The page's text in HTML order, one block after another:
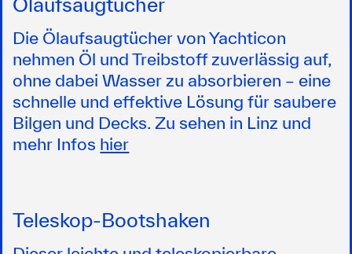
Die Ölaufsaugtücher von Yachticon
nehmen Öl und Treibstoff zuverlässig auf,
ohne dabei Wasser zu absorbieren – eine
schnelle und effektive Lösung für saubere
Bilgen und Decks. Zu sehen in Linz und
mehr Infos hier
Teleskop-Bootshaken